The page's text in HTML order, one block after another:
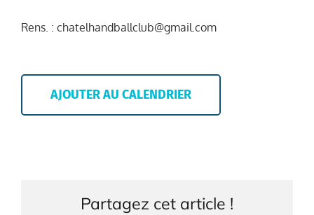
Rens. : chatelhandballclub@gmail.com
AJOUTER AU CALENDRIER
Partagez cet article !